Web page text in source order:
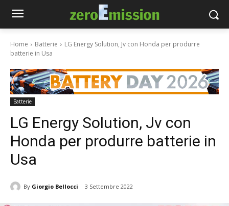
Home Batterie
LG Energy Solution, Jv con Honda per produrre
batterie in Usa
Batterie
LG Energy Solution, Jv con
Honda per produrre batterie in
Usa
By Giorgio Bellocci 3 Settembre 2022